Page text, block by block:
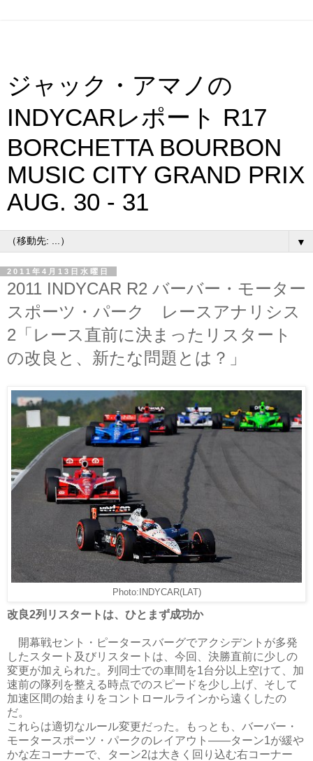
ジャック・アマノの
INDYCARレポート R17
BORCHETTA BOURBON
MUSIC CITY GRAND PRIX
AUG. 30 - 31
▼
2011年4月13日水曜日
2011 INDYCAR R2 バーバー・モーター
スポーツ・パーク レースアナリシス
2「レース直前に決まったリスタート
の改良と、新たな問題とは？」
Photo:INDYCAR(LAT)
改良2列リスタートは、ひとまず成功か
開幕戦セント・ピータースバーグでアクシデントが多発
したスタート及びリスタートは、今回、決勝直前に少しの
変更が加えられた。列同士での車間を1台分以上空けて、加
速前の隊列を整える時点でのスピードを少し上げ、そして
加速区間の始まりをコントロールラインから遠くしたの
だ。
これらは適切なルール変更だった。もっとも、バーバー・
モータースポーツ・パークのレイアウト――ターン1が緩や
かな左コーナーで、ターン2は大きく回り込む右コーナー